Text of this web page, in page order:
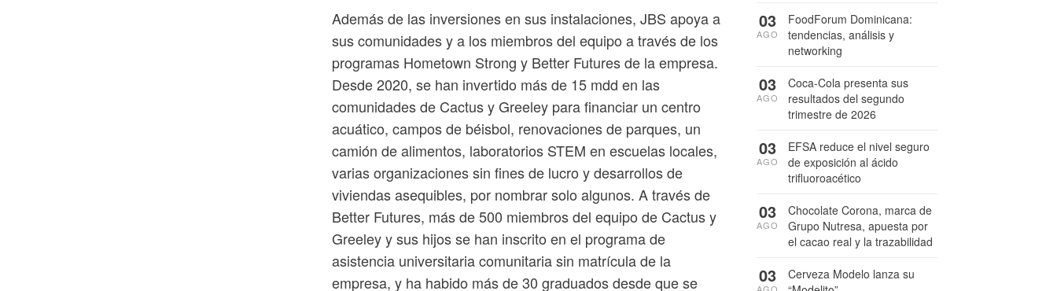
Además de las inversiones en sus instalaciones, JBS apoya a
sus comunidades y a los miembros del equipo a través de los
programas Hometown Strong y Better Futures de la empresa.
Desde 2020, se han invertido más de 15 mdd en las
comunidades de Cactus y Greeley para financiar un centro
acuático, campos de béisbol, renovaciones de parques, un
camión de alimentos, laboratorios STEM en escuelas locales,
varias organizaciones sin fines de lucro y desarrollos de
viviendas asequibles, por nombrar solo algunos. A través de
Better Futures, más de 500 miembros del equipo de Cactus y
Greeley y sus hijos se han inscrito en el programa de
asistencia universitaria comunitaria sin matrícula de la
empresa, y ha habido más de 30 graduados desde que se
FoodForum Dominicana:
tendencias, análisis y
networking
03
AGO
Coca-Cola presenta sus
resultados del segundo
trimestre de 2026
03
AGO
EFSA reduce el nivel seguro
de exposición al ácido
trifluoroacético
03
AGO
Chocolate Corona, marca de
Grupo Nutresa, apuesta por
el cacao real y la trazabilidad
03
AGO
Cerveza Modelo lanza su
03